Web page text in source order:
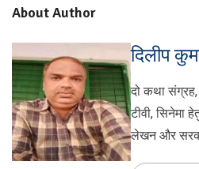
About Author
दिलीप
दो कथा
टीवी, सिनेमा
लेखन और